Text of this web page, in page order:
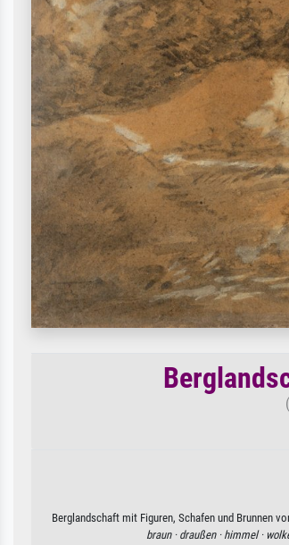
Berglandschaft mit Figuren, Schafen und Brunnen
braun · draußen · himmel ·